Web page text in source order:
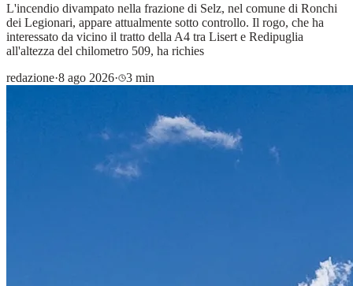
L'incendio divampato nella frazione di Selz, nel comune di Ronchi
dei Legionari, appare attualmente sotto controllo. Il rogo, che ha
interessato da vicino il tratto della A4 tra Lisert e Redipuglia
all'altezza del chilometro 509, ha richies
redazione·8 ago 2026· 3 min